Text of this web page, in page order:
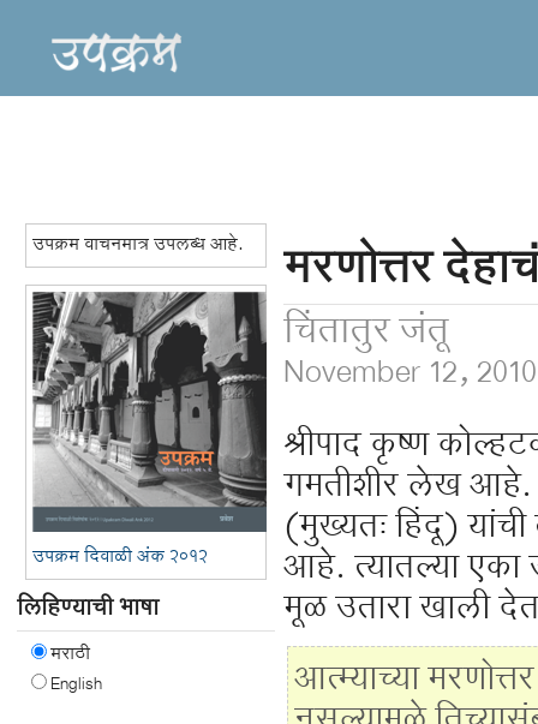
उपक्रम वाचनमात्र उपलब्ध आहे.
उपक्रम दिवाळी अंक २०१२
लिहिण्याची भाषा
मराठी
English
मरणोत्तर
चिंतातुर जंतू
November 12,
श्रीपाद कृष्ण
गमतीशीर लेख आहे.
(मुख्यतः हिंदू)
आहे. त्यातल्या एका
मूळ उतारा खाली
आत्म्याच्या